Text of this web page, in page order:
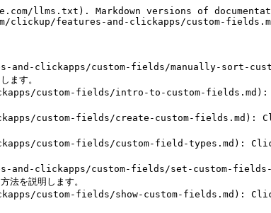
llms.txt). Markdown versions of
clickup/features-and-clickapps/custom-
and-clickapps/custom-fields/manually-sort-
ます。
custom-fields/intro-to-custom-fields.md):
custom-fields/create-custom-fields.md): ClickUp
custom-fields/custom-field-types.md): ClickUpマニ
and-clickapps/custom-fields/set-custom-fields-
法を説明します。
fields/show-custom-fields.md): ClickUpマ